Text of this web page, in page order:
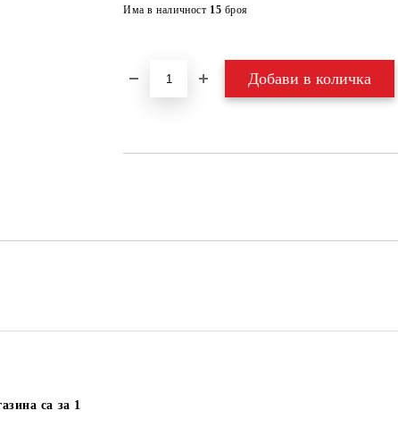
Има в наличност 15 броя
са за 1